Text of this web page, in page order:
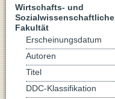
Wirtschafts- und
Sozialwissenschaftliche
Fakultät
Erscheinungsdatum
Autoren
Titel
DDC-Klassifikation